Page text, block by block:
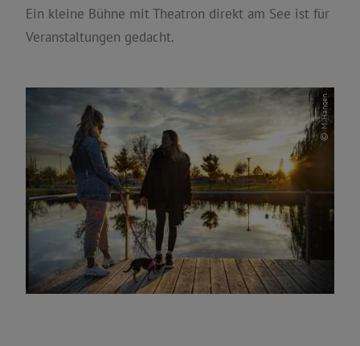
Ein kleine Bühne mit Theatron direkt am See ist für
Veranstaltungen gedacht.
M. Hangen